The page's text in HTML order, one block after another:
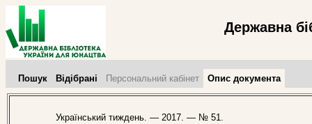
Державна
Пошук Відібрані Персональний кабінет Опис документа
Український тиждень. — 2017. — № 51.